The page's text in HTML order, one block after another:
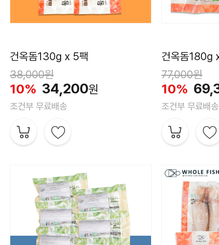
건옥돔130g x 5팩
38,000원
10% 34,200원
조건부 무료배송
건옥돔180g
77,000원
10%
조건부 무료배송